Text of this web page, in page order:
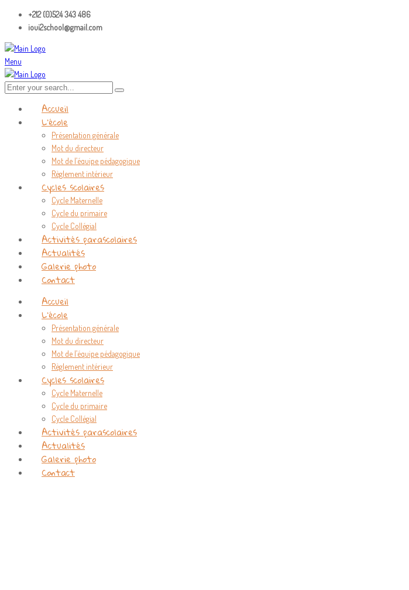
+212 (0)524 343 486
ioui2school@gmail.com
Menu
Accueil
L’école
Présentation générale
Mot du directeur
Mot de l’équipe pédagogique
Règlement intérieur
Cycles scolaires
Cycle Maternelle
Cycle du primaire
Cycle Collégial
Activités parascolaires
Actualités
Galerie photo
Contact
Accueil
L’école
Présentation générale
Mot du directeur
Mot de l’équipe pédagogique
Règlement intérieur
Cycles scolaires
Cycle Maternelle
Cycle du primaire
Cycle Collégial
Activités parascolaires
Actualités
Galerie photo
Contact